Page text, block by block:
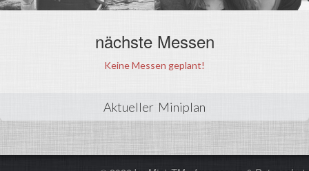
nächste Messen
Keine Messen geplant!
Aktueller Miniplan